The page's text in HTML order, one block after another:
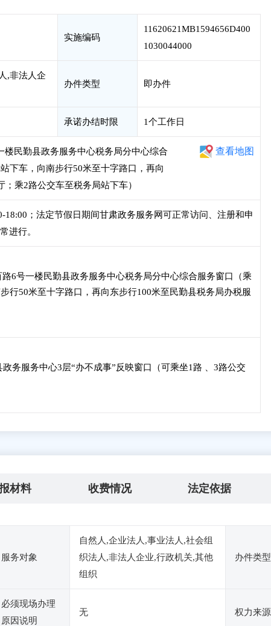
实施编码
11620621MB1594656D400
1030044000
,非法人企
办件类型 即办件
承诺办结时限 1个工作日
民勤县政务服务中心税务局分中心综合
下车，向南步行50米至十字路口，再向
乘2路公交车至税务局站下车）
查看地图
18:00；法定节假日期间甘肃政务服务网可正常访问、注册和申
进行。
6号一楼民勤县政务服务中心税务局分中心综合服务窗口（乘
行50米至十字路口，再向东步行100米至民勤县税务局办税服
务服务中心3层“办不成事”反映窗口（可乘坐1路 、3路公交
材料 收费情况 法定依据
服务对象
自然人,企业法人,事业法人,社会组
织法人,非法人企业,行政机关,其他
组织
办件类型
必须现场办理
原因说明
无 权力来源